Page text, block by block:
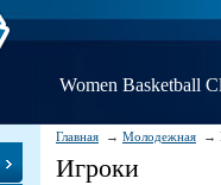
Women Basketball
Главная Молодежная
Игроки